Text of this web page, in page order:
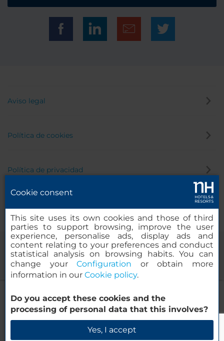
NH Düsseldorf City
Verificar disponibilidad
Aviso legal
Política de cookies
Política de privacidad
© 2000-2026 MINOR HOTELS EUROPE & AMERICAS Santa Engracia,
120. 28003 Madrid, España
Cookie consent
This site uses its own cookies and those of third
parties to support browsing, improve the user
experience, personalise ads, display ads and
content relating to your preferences and conduct
statistical analysis on browsing habits. You can
change yourConfiguration or obtain more
information in our Cookie policy.
Do you accept these cookies and the
processing of personal data that this involves?
Yes, I accept